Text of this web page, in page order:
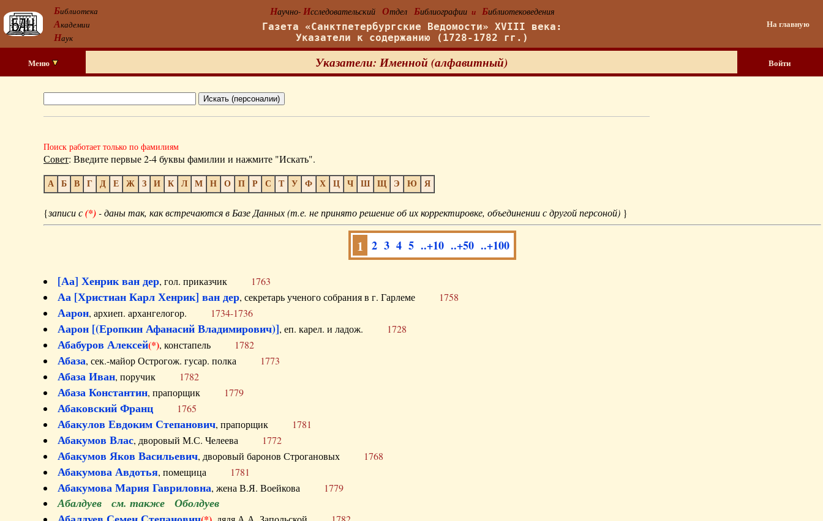
Библиотека
Академии
Наук
Научно- Исследовательский Отдел Библиографии и Библиотековедения
Газета «Санктпетербургские Ведомости» XVIII века:
Указатели к содержанию (1728-1782 гг.)
На главную
Меню Указатели: Именной (алфавитный) Войти
Поиск работает только по фамилиям
Совет: Введите первые 2-4 буквы фамилии и нажмите "Искать".
А Б В Г Д Е Ж З И К Л М Н О П Р С Т У Ф Х Ц Ч Ш Щ Э Ю Я
{записи с(*)- даны так, как встречаются в Базе Данных (т.е. не принято решение об их корректировке, объединении с другой персоной) }
1 2 3 4 5 ..+10 ..+50 ..+100
[Аа] Хенрик ван дер, гол. приказчик 1763
Аа [Христиан Карл Хенрик] ван дер, секретарь ученого собрания в г. Гарлеме 1758
Аарон, архиеп. архангелогор. 1734-1736
Аарон [(Еропкин Афанасий Владимирович)], еп. карел. и ладож. 1728
Абабуров Алексей(*), констапель 1782
Абаза, сек.-майор Острогож. гусар. полка 1773
Абаза Иван, поручик 1782
Абаза Константин, прапорщик 1779
Абаковский Франц 1765
Абакулов Евдоким Степанович, прапорщик 1781
Абакумов Влас, дворовый М.С. Челеева 1772
Абакумов Яков Васильевич, дворовый баронов Строгановых 1768
Абакумова Авдотья, помещица 1781
Абакумова Мария Гавриловна, жена В.Я. Воейкова 1779
Абалдуев см. также Оболдуев